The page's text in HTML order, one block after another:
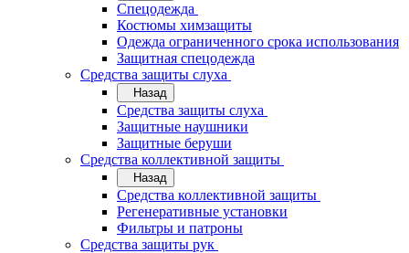
Спецодежда
Костюмы химзащиты
Одежда ограниченного срока использования
Защитная спецодежда
Средства защиты слуха
Назад
Средства защиты слуха
Защитные наушники
Защитные беруши
Средства коллективной защиты
Назад
Средства коллективной защиты
Регенеративные установки
Фильтры и патроны
Средства защиты рук